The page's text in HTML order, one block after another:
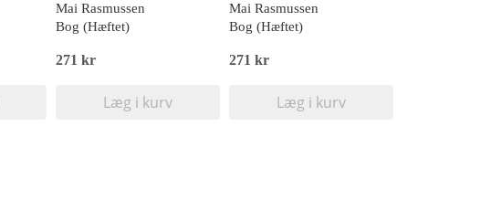
Mai Rasmussen
Bog (Hæftet)
271 kr
Læg i kurv
Mai Rasmussen
Bog (Hæftet)
271 kr
Læg i kurv